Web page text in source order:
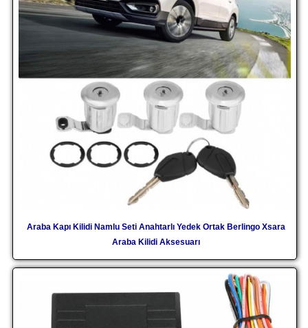
Araba Kapı Kilidi Namlu Seti Anahtarlı Yedek Ortak Berlingo Xsara
Araba Kilidi Aksesuarı